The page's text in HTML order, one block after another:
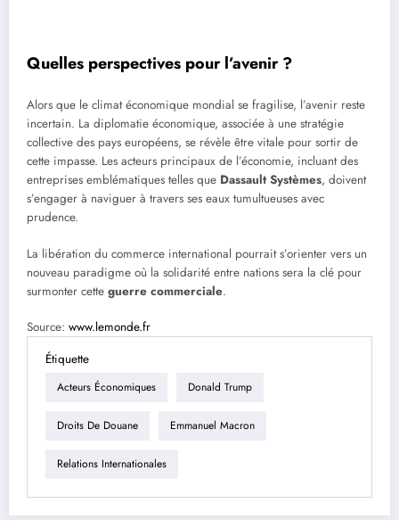
Quelles perspectives pour l’avenir ?
Alors que le climat économique mondial se fragilise, l’avenir reste
incertain. La diplomatie économique, associée à une stratégie
collective des pays européens, se révèle être vitale pour sortir de
cette impasse. Les acteurs principaux de l’économie, incluant des
entreprises emblématiques telles que Dassault Systèmes, doivent
s’engager à naviguer à travers ses eaux tumultueuses avec
prudence.
La libération du commerce international pourrait s’orienter vers un
nouveau paradigme où la solidarité entre nations sera la clé pour
surmonter cette guerre commerciale.
Source: www.lemonde.fr
Étiquette
Acteurs Économiques Donald Trump
Droits De Douane Emmanuel Macron
Relations Internationales